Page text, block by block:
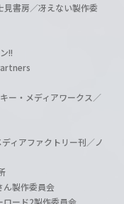
書房／冴えない製作委
!!
ー・メディアワークス／
ィアファクトリー刊／ノ
ん製作委員会
ード2製作委員会